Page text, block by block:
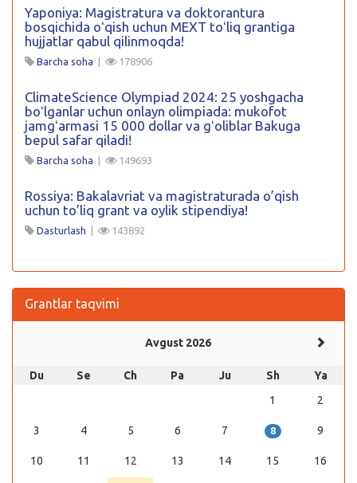
Yaponiya: Magistratura va doktorantura
bosqichida oʻqish uchun MEXT toʻliq grantiga
hujjatlar qabul qilinmoqda!
Barcha soha | 178906
ClimateScience Olympiad 2024: 25 yoshgacha
boʻlganlar uchun onlayn olimpiada: mukofot
jamgʻarmasi 15 000 dollar va gʻoliblar Bakuga
bepul safar qiladi!
Barcha soha | 149693
Rossiya: Bakalavriat va magistraturada o’qish
uchun to’liq grant va oylik stipendiya!
Dasturlash | 143892
Grantlar taqvimi
Avgust 2026
Du Se Ch Pa Ju Sh
Ya
1
2
3 4 5 6 7 8 9
10 11 12 13 14 15 16